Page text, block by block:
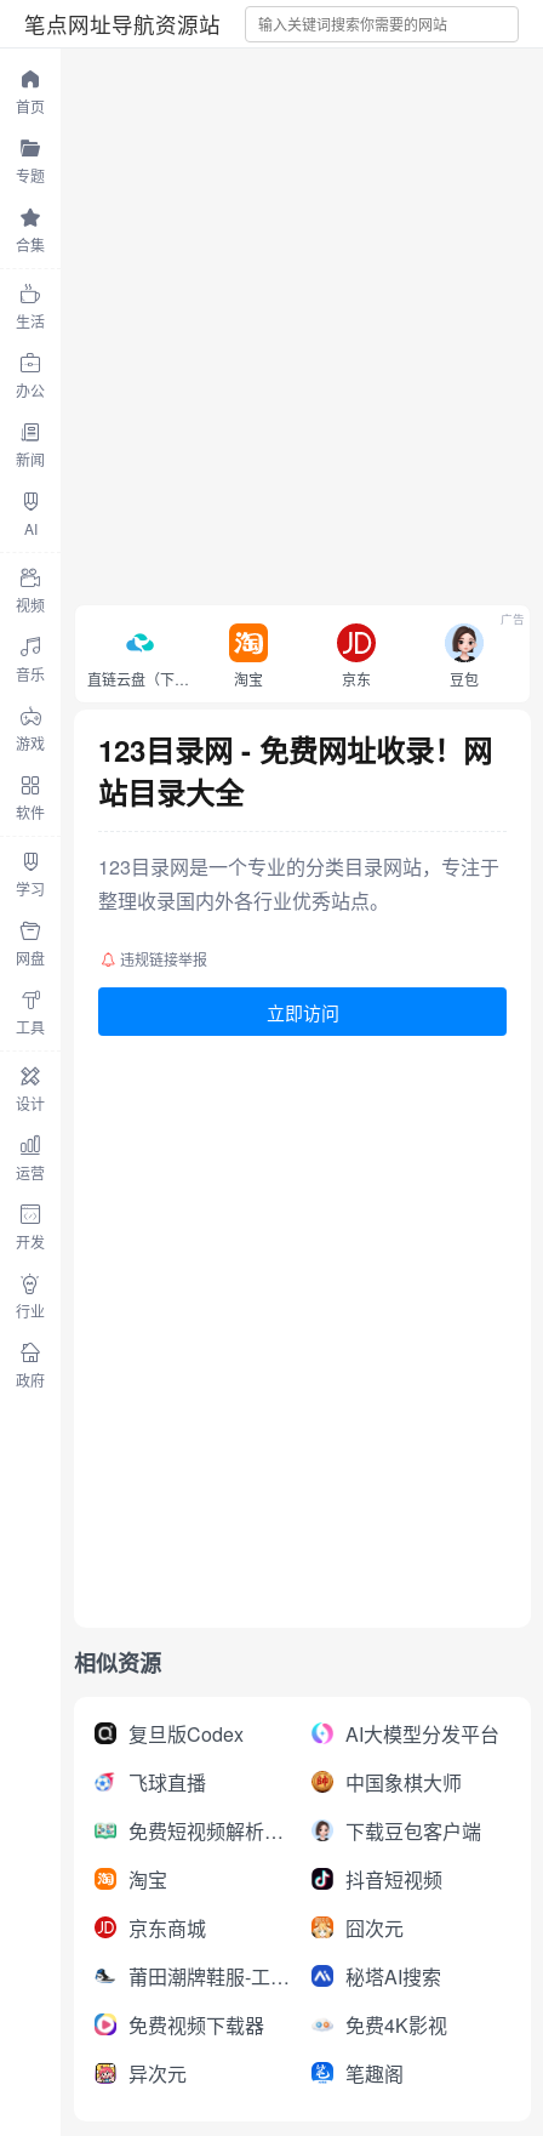
笔点网址导航资源站
首页
专题
合集
生活
办公
新闻
AI
视频
音乐
游戏
软件
学习
网盘
工具
设计
运营
开发
行业
政府
直链云盘（下载不限速） 淘宝 京东 豆包
广告
123目录网 - 免费网址收录！网
站目录大全
123目录网是一个专业的分类目录网站，专注于
整理收录国内外各行业优秀站点。
违规链接举报
立即访问
相似资源
复旦版Codex
AI大模型分发平台
飞球直播
中国象棋大师
免费短视频解析下载
下载豆包客户端
淘宝
抖音短视频
京东商城
囧次元
莆田潮牌鞋服-工厂直销
秘塔AI搜索
免费视频下载器
免费4K影视
异次元
笔趣阁